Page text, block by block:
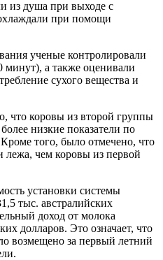
из душа при выходе с
при помощи
ученые контролировали
минут), а также оценивали
сухого вещества и
что коровы из второй группы
низкие показатели по
того, было отмечено, что
чем коровы из первой
установки системы
тыс. австралийских
доход от молока
долларов. Это означает, что
возмещено за первый летний